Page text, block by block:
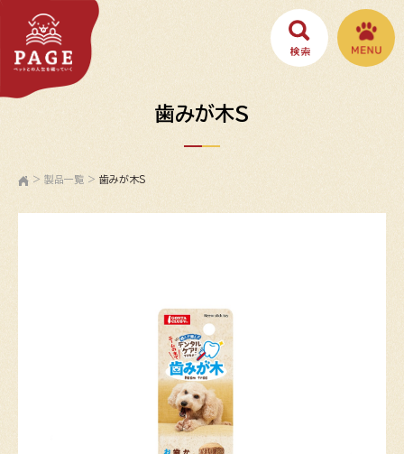
歯みが木S
> 製品一覧 > 歯みが木S